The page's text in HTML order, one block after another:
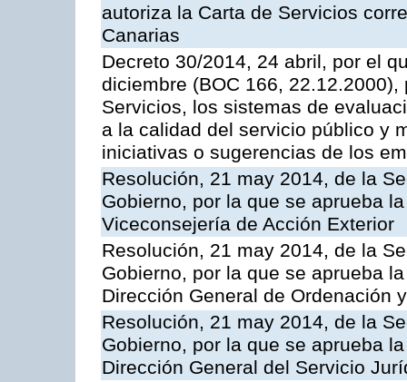
autoriza la Carta de Servicios
Canarias
Decreto 30/2014, 24 abril, por el
diciembre (BOC 166,
Servicios, los sistemas de
a la calidad del servicio público y
iniciativas o sugerencias de los
Resolución, 21 may 2014, de la
Gobierno, por la que se aprueba
Viceconsejería de Acción Exterior
Resolución, 21 may 2014, de la
Gobierno, por la que se aprueba
Dirección General de Ordenación
Resolución, 21 may 2014, de la
Gobierno, por la que se aprueba
Dirección General del Servicio